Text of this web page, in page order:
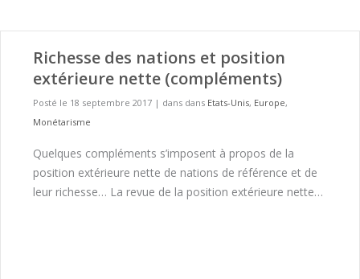
Richesse des nations et position
extérieure nette (compléments)
Posté le 18 septembre 2017 | dans dans Etats-Unis, Europe,
Monétarisme
Quelques compléments s’imposent à propos de la
position extérieure nette de nations de référence et de
leur richesse… La revue de la position extérieure nette…